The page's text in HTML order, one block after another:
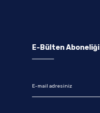
E-Bülten Aboneliği